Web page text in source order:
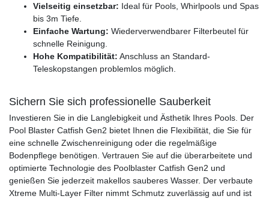
Vielseitig einsetzbar: Ideal für Pools, Whirlpools und Spas
bis 3m Tiefe.
Einfache Wartung: Wiederverwendbarer Filterbeutel für
schnelle Reinigung.
Hohe Kompatibilität: Anschluss an Standard-
Teleskopstangen problemlos möglich.
Sichern Sie sich professionelle Sauberkeit
Investieren Sie in die Langlebigkeit und Ästhetik Ihres Pools. Der
Pool Blaster Catfish Gen2 bietet Ihnen die Flexibilität, die Sie für
eine schnelle Zwischenreinigung oder die regelmäßige
Bodenpflege benötigen. Vertrauen Sie auf die überarbeitete und
optimierte Technologie des Poolblaster Catfish Gen2 und
genießen Sie jederzeit makellos sauberes Wasser. Der verbaute
Xtreme Multi-Layer Filter nimmt Schmutz zuverlässig auf und ist